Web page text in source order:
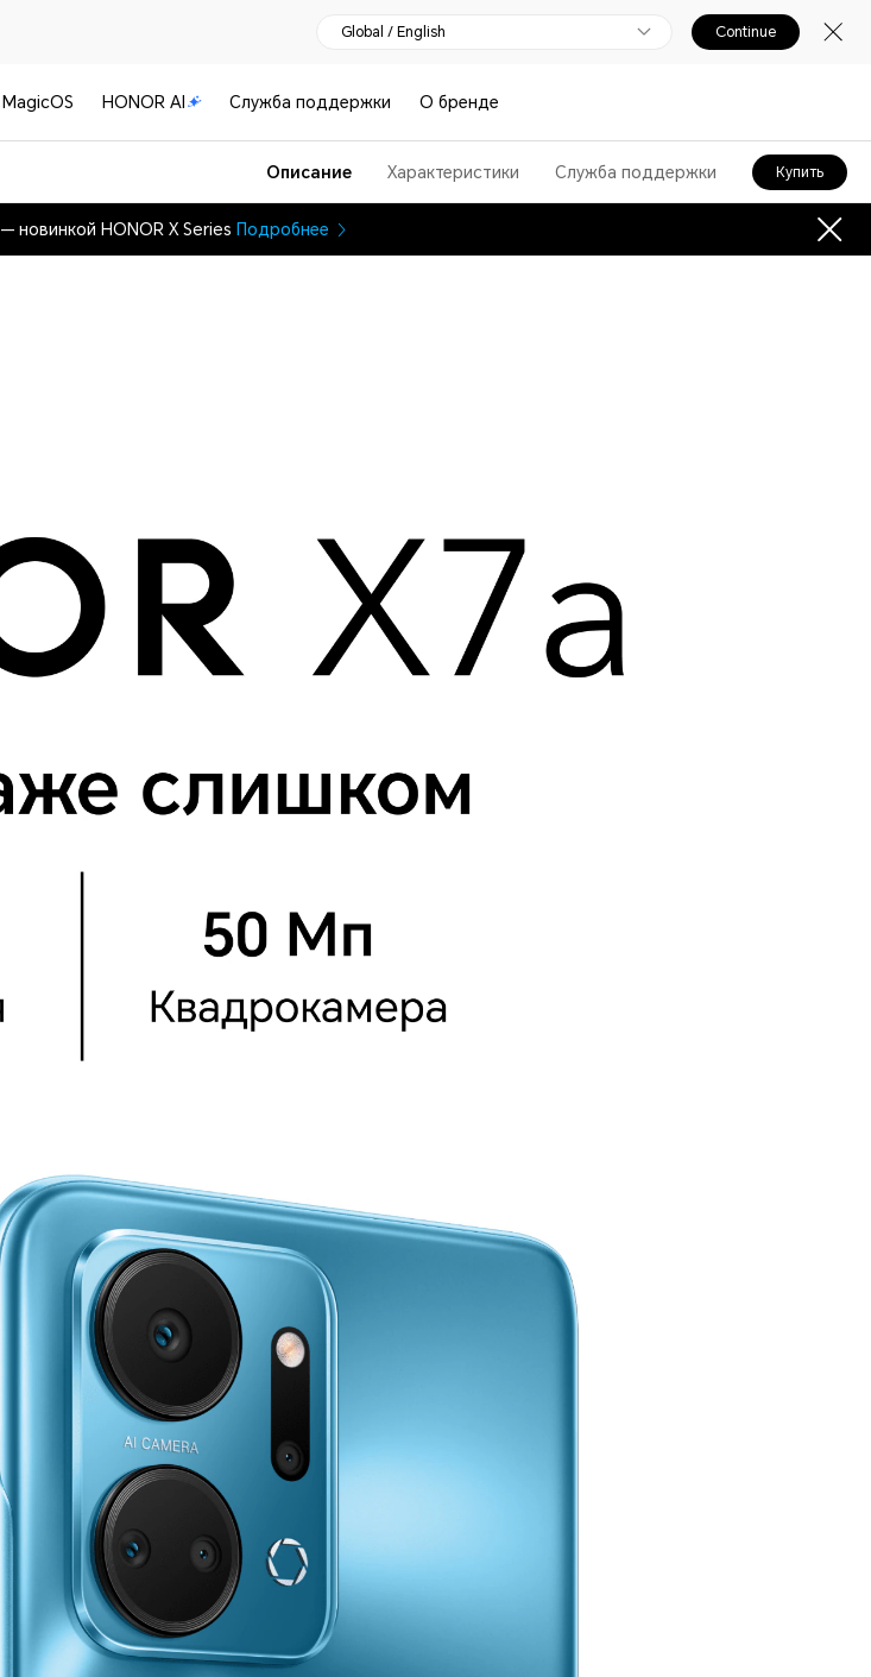
Global / English Continue
MagicOS HONOR AI Служба поддержки О бренде
Описание Характеристики Служба поддержки Купить
— новинкой HONOR X Series Подробнее